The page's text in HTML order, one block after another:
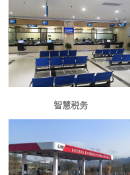
智慧税务